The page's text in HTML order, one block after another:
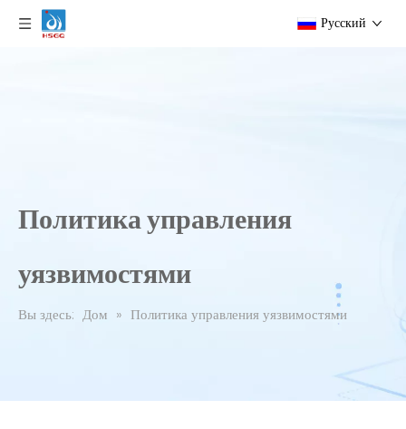
Pусский
Политика управления
уязвимостями
Вы здесь: Дом » Политика управления уязвимостями